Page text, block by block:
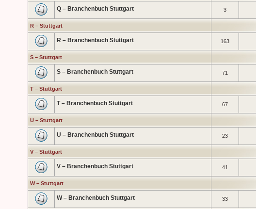
Q – Branchenbuch Stuttgart 3
R – Stuttgart
R – Branchenbuch Stuttgart 163
S – Stuttgart
S – Branchenbuch Stuttgart 71
T – Stuttgart
T – Branchenbuch Stuttgart 67
U – Stuttgart
U – Branchenbuch Stuttgart 23
V – Stuttgart
V – Branchenbuch Stuttgart 41
W – Stuttgart
W – Branchenbuch Stuttgart 33